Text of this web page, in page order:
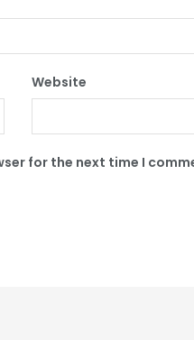
Website
for the next time I